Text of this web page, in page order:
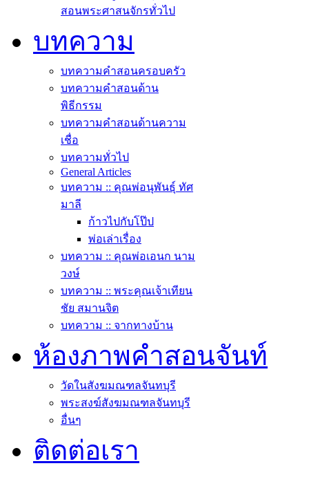
สอนพระศาสนจักรทั่วไป
บทความ
บทความคำสอนครอบครัว
บทความคำสอนด้าน
พิธีกรรม
บทความคำสอนด้านความ
เชื่อ
บทความทั่วไป
General Articles
บทความ :: คุณพ่อนุพันธุ์ ทัศ
มาลี
ก้าวไปกับโป๊ป
พ่อเล่าเรื่อง
บทความ :: คุณพ่อเอนก นาม
วงษ์
บทความ :: พระคุณเจ้าเทียน
ชัย สมานจิต
บทความ :: จากทางบ้าน
ห้องภาพคำสอนจันท์
วัดในสังฆมณฑลจันทบุรี
พระสงฆ์สังฆมณฑลจันทบุรี
อื่นๆ
ติดต่อเรา